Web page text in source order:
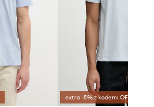
extra -5% z kodem: OFF*